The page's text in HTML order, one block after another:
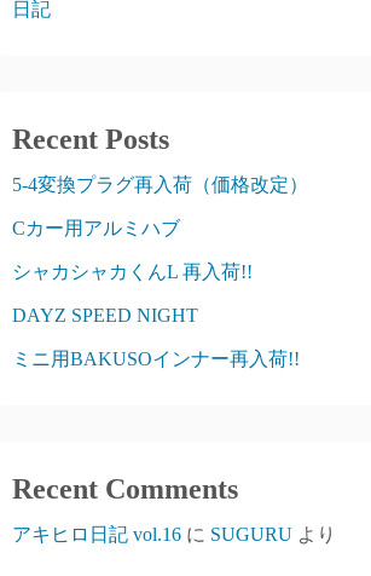
日記
Recent Posts
5-4変換プラグ再入荷（価格改定）
Cカー用アルミハブ
シャカシャカくんL 再入荷!!
DAYZ SPEED NIGHT
ミニ用BAKUSOインナー再入荷!!
Recent Comments
アキヒロ日記 vol.16 に SUGURU より